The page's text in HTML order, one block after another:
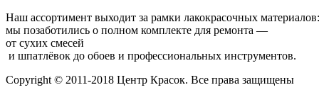
Наш ассортимент выходит за рамки лакокрасочных
мы позаботились о полном комплекте для ремонта —
от сухих смесей
и шпатлёвок до обоев и профессиональных инструментов.
Copyright © 2011-2018 Центр Красок. Все права защищены